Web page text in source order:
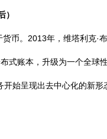
币。2013年，维塔利克
式账本，升级为一个全
始呈现出去中心化的新形